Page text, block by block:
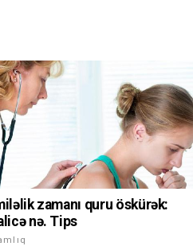
zamanı quru öskürək:
nə. Tips